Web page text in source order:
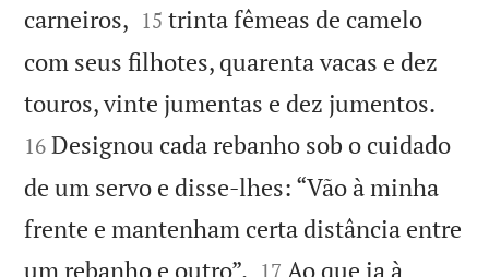
carneiros, 

15 trinta fêmeas de camelo
com seus filhotes, quarenta vacas e dez
touros, vinte jumentas e dez jumentos.
16 Designou cada rebanho sob o cuidado
de um servo e disse-lhes: “Vão à minha
frente e mantenham certa distância entre
um rebanho e outro”. 

17 Ao que ia à